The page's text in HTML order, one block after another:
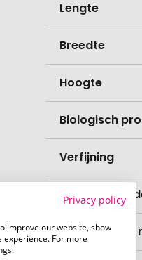
Lengte
Breedte
Hoogte
Biologisch
Verfijning
Levertijd
Levertijd met
Privacy policy
improve our website, show
experience. For more